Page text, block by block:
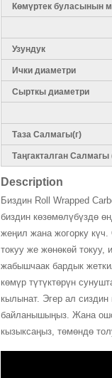
Көмүртек буласынын
Узундук
Ички диаметри
Сырткы диаметри
Таза Салмагы(г)
Таңгакталган Салмагы
Description
Биздин Roll Wrapped
биздин көзөмөлүбүздө
жеңил жана жогорку күч.
токуу же жөнөкөй
жабышчаак бардык
көмүр түтүктөрүн
кылынат. Эгер ал
байланышыңыз. Жана
кызыксаңыз, төмөндө